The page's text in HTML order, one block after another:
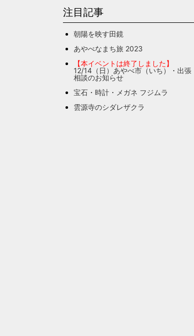
注目記事
朝陽を映す田鏡
あやべなまち旅 2023
【本イベントは終了しました】
12/14（日）あやべ市（いち）・出張
相談のお知らせ
宝石・時計・メガネ フジムラ
雲源寺のシダレザクラ